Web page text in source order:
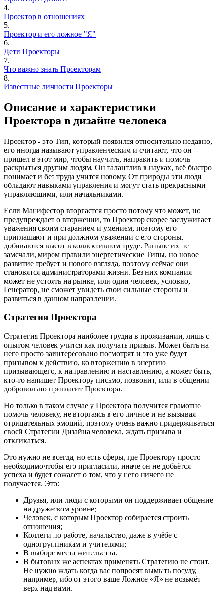
4.
Проектор в отношениях
5.
Проектор и его ложное "Я"
6.
Дети Проекторы
7.
Что важно знать Проекторам
8.
Известные личности Проекторы
Описание и характеристики
Проектора в дизайне человека
Проектор - это Тип, который появился относительно недавно,
его иногда называют управленческим и считают, что он
пришел в этот мир, чтобы научить, направить и помочь
раскрыться другим людям. Он талантлив в науках, всё быстро
понимает и без труда учится новому. От природы эти люди
обладают навыками управления и могут стать прекрасными
управляющими, или начальниками.
Если Манифестор вторгается просто потому что может, но
предупреждает о вторжении, то Проектор скорее заслуживает
уважения своим старанием и умением, поэтому его
приглашают и при должном уважении с его стороны,
добиваются высот в коллективном труде. Раньше их не
замечали, миром правили энергетические Типы, но новое
развитие требует и нового взгляда, поэтому сейчас они
становятся администраторами жизни. Без них компания
может не устоять на рынке, или один человек, условно,
Генератор, не сможет увидеть свои сильные стороны и
развиться в данном направлении.
Стратегия Проектора
Стратегия Проектора наиболее трудна в проживании, лишь с
опытом человек учится как получать призыв. Может быть на
него просто заинтересовано посмотрят и это уже будет
призывом к действию, ко вторжению в энергию
призывающего, к направлению и наставлению, а может быть,
кто-то напишет Проектору письмо, позвонит, или в общении
добровольно пригласит Проектора.
Но только в таком случае у Проектора получится грамотно
помочь человеку, не вторгаясь в его личное и не вызывая
отрицательных эмоций, поэтому очень важно придерживаться
своей Стратегии Дизайна человека, ждать призыва и
откликаться.
Это нужно не всегда, но есть сферы, где Проектору просто
необходимочтобы его пригласили, иначе он не добьётся
успеха и будет сожалет о том, что у него ничего не
получается. Это:
Друзья, или люди с которыми он поддерживает общение
на дружеском уровне;
Человек, с которым Проектор собирается строить
отношения;
Коллеги по работе, начальство, даже в учёбе с
одногруппникам и учителями;
В выборе места жительства.
В бытовых же аспектах применять Стратегию не стоит.
Не нужно ждать когда вас попросят вымыть посуду,
например, ибо от этого ваше Ложное «Я» не возьмёт
верх над вами.